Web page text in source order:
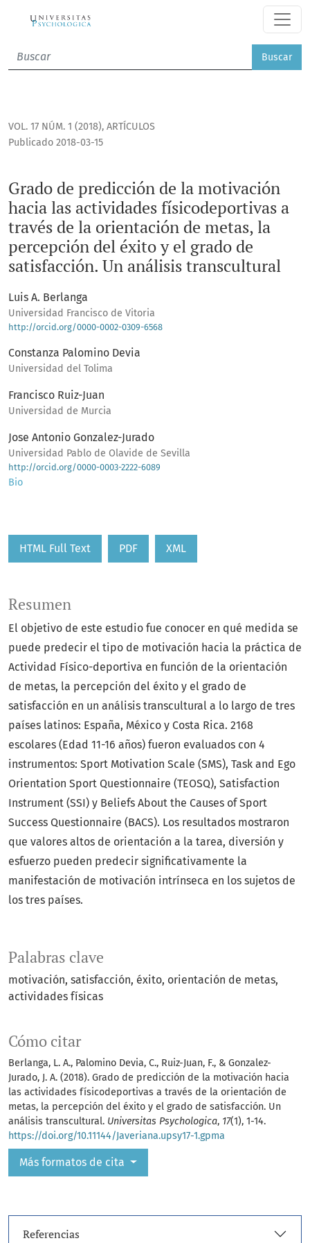
Grado de predicción de la motivación hacia las
Buscar
VOL. 17 NÚM. 1 (2018), ARTÍCULOS
Grado de predicción de la motivación
hacia las actividades físicodeportivas a
través de la orientación de metas, la
percepción del éxito y el grado de
satisfacción. Un análisis transcultural
Publicado 2018-03-15
Luis A. Berlanga
Universidad Francisco de Vitoria
http://orcid.org/0000-0002-0309-6568
Constanza Palomino Devia
Universidad del Tolima
Francisco Ruiz-Juan
Universidad de Murcia
Jose Antonio Gonzalez-Jurado
Universidad Pablo de Olavide de Sevilla
http://orcid.org/0000-0003-2222-6089
Bio
HTML Full Text PDF XML
Palabras clave
motivación satisfacción éxito orientación de metas
actividades físicas
Cómo citar
Berlanga, L. A., Palomino Devia, C., Ruiz-Juan, F., & Gonzalez-
Jurado, J. A. (2018). Grado de predicción de la motivación hacia
las actividades físicodeportivas a través de la orientación de
metas, la percepción del éxito y el grado de satisfacción. Un
análisis transcultural. Universitas Psychologica, 17(1), 1-14.
https://doi.org/10.11144/Javeriana.upsy17-1.gpma
Más formatos de cita
Resumen
El objetivo de este estudio fue conocer en qué medida se
puede predecir el tipo de motivación hacia la práctica de
Actividad Físico-deportiva en función de la orientación
de metas, la percepción del éxito y el grado de
satisfacción en un análisis transcultural a lo largo de tres
países latinos: España, México y Costa Rica. 2168
escolares (Edad 11-16 años) fueron evaluados con 4
instrumentos: Sport Motivation Scale (SMS), Task and Ego
Orientation Sport Questionnaire (TEOSQ), Satisfaction
Instrument (SSI) y Beliefs About the Causes of Sport
Success Questionnaire (BACS). Los resultados mostraron
que valores altos de orientación a la tarea, diversión y
esfuerzo pueden predecir significativamente la
manifestación de motivación intrínseca en los sujetos de
los tres países.
Referencias